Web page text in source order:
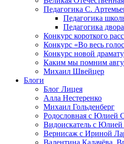
Педагогика С.
Педагогика
Педагогика двора
Конкурс короткого
Конкурс «Во весь
Конкурс новой
Каким мы помним
Михаил Швейцер
Блоги
Блог Лицея
Алла Нестеренко
Михаил Гольденберг
Родословная с Юлией
Видоискатель с
Вернисаж с Ириной